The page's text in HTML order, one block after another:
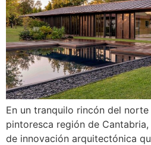
En un tranquilo rincón del norte
pintoresca región de
de innovación arquitectónica